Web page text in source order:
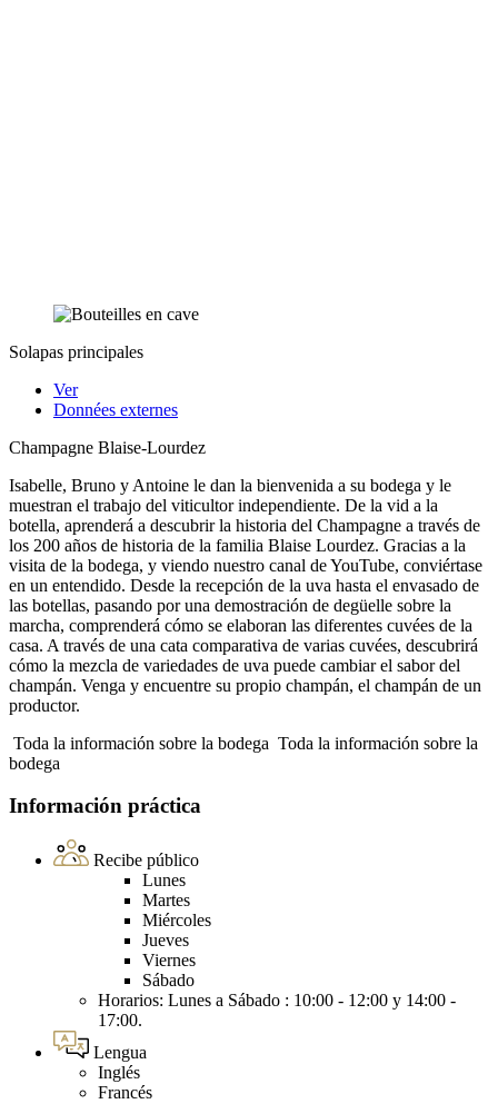
Solapas principales
Ver
Données externes
Champagne Blaise-Lourdez
Isabelle, Bruno y Antoine le dan la bienvenida a su bodega y le
muestran el trabajo del viticultor independiente. De la vid a la
botella, aprenderá a descubrir la historia del Champagne a través de
los 200 años de historia de la familia Blaise Lourdez. Gracias a la
visita de la bodega, y viendo nuestro canal de YouTube, conviértase
en un entendido. Desde la recepción de la uva hasta el envasado de
las botellas, pasando por una demostración de degüelle sobre la
marcha, comprenderá cómo se elaboran las diferentes cuvées de la
casa. A través de una cata comparativa de varias cuvées, descubrirá
cómo la mezcla de variedades de uva puede cambiar el sabor del
champán. Venga y encuentre su propio champán, el champán de un
productor.
Toda la información sobre la bodega Toda la información sobre la
bodega
Información práctica
Recibe público
Lunes
Martes
Miércoles
Jueves
Viernes
Sábado
Horarios: Lunes a Sábado : 10:00 - 12:00 y 14:00 -
17:00.
Lengua
Inglés
Francés